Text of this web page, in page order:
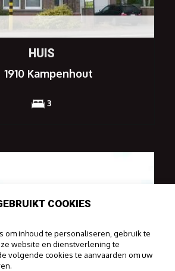
HUIS
1910 Kampenhout
3
COOKIES
om inhoud te personaliseren, gebruik te
website en dienstverlening te
volgende cookies te aanvaarden om uw